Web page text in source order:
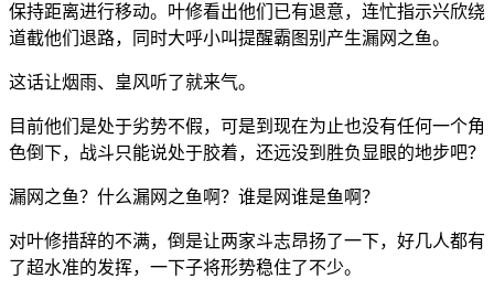
保持距离进行移动。叶修看出他们已有退意，连忙指示兴欣绕
道截他们退路，同时大呼小叫提醒霸图别产生漏网之鱼。
这话让烟雨、皇风听了就来气。
目前他们是处于劣势不假，可是到现在为止也没有任何一个角
色倒下，战斗只能说处于胶着，还远没到胜负显眼的地步吧？
漏网之鱼？什么漏网之鱼啊？谁是网谁是鱼啊？
对叶修措辞的不满，倒是让两家斗志昂扬了一下，好几人都有
了超水准的发挥，一下子将形势稳住了不少。